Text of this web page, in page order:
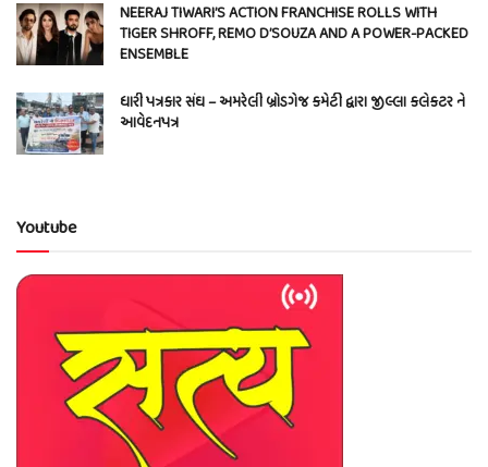
NEERAJ TIWARI’S ACTION FRANCHISE ROLLS WITH
TIGER SHROFF, REMO D’SOUZA AND A POWER-PACKED
ENSEMBLE
ધારી પત્રકાર સંઘ – અમરેલી બ્રોડગેજ કમેટી દ્વારા જીલ્લા કલેકટર ને
આવેદનપત્ર
Youtube